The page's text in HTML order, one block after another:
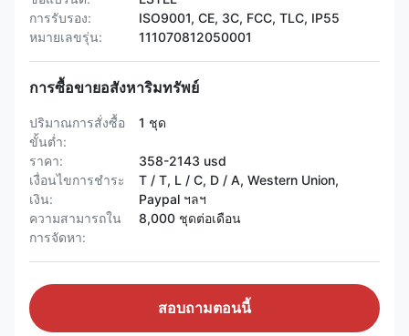
การรับรอง:
ISO9001, CE, 3C, FCC, TLC, IP55
หมายเลขรุ่น:
111070812050001
การซื้อขายอสังหาริมทรัพย์
ปริมาณการสั่งซื้อ
ขั้นต่ำ:
1 ชุด
ราคา:
358-2143 usd
เงื่อนไขการชำระ
เงิน:
T / T, L / C, D / A, Western Union,
Paypal ฯลฯ
ความสามารถใน
การจัดหา:
8,000 ชุดต่อเดือน
สอบถามตอนนี้